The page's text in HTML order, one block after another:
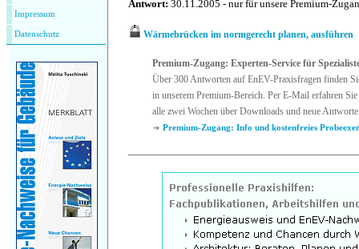
Impressum
Datenschutz
Antwort: 30.11.2005 - nur für unsere Premium-
Wärmebrücken im normgerecht planen, ausführen
Premium-Zugang: Experten-Service für
Über 300 Antworten auf EnEV-Praxisfragen finden
in unserem Premium-Bereich. Per E-Mail erfahren Sie
alle zwei Wochen über Downloads und neue
Premium-Zugang: Info und kostenfreies